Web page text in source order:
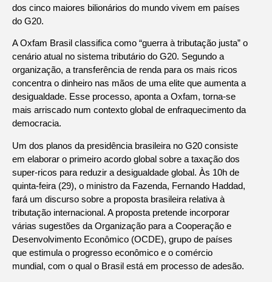
dos cinco maiores bilionários do mundo vivem em países
do G20.
A Oxfam Brasil classifica como “guerra à tributação justa” o
cenário atual no sistema tributário do G20. Segundo a
organização, a transferência de renda para os mais ricos
concentra o dinheiro nas mãos de uma elite que aumenta a
desigualdade. Esse processo, aponta a Oxfam, torna-se
mais arriscado num contexto global de enfraquecimento da
democracia.
Um dos planos da presidência brasileira no G20 consiste
em elaborar o primeiro acordo global sobre a taxação dos
super-ricos para reduzir a desigualdade global. Às 10h de
quinta-feira (29), o ministro da Fazenda, Fernando Haddad,
fará um discurso sobre a proposta brasileira relativa à
tributação internacional. A proposta pretende incorporar
várias sugestões da Organização para a Cooperação e
Desenvolvimento Econômico (OCDE), grupo de países
que estimula o progresso econômico e o comércio
mundial, com o qual o Brasil está em processo de adesão.